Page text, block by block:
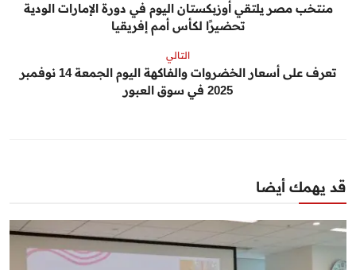
منتخب مصر يلتقي أوزبكستان اليوم في دورة الإمارات الودية
تحضيرًا لكأس أمم إفريقيا
التالي
تعرف على أسعار الخضروات والفاكهة اليوم الجمعة 14 نوفمبر
2025 في سوق العبور
قد يهمك أيضا